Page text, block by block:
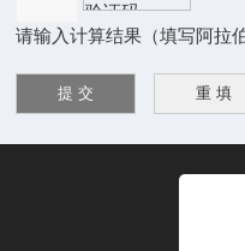
请输入计算结果（填写阿拉